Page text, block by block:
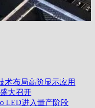
术布局高阶显示应用
大召开
LED进入量产阶段